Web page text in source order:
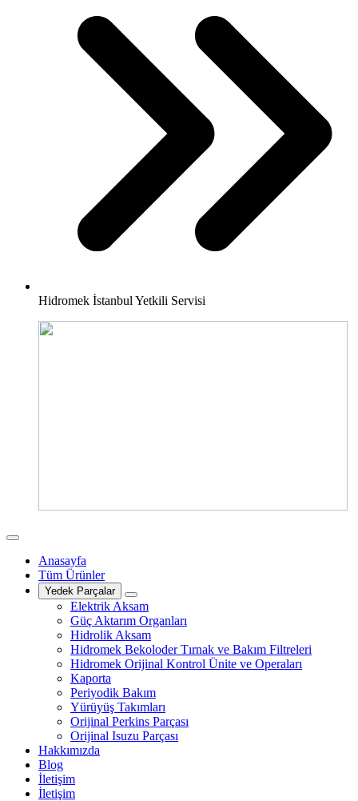
Hidromek İstanbul Yetkili Servisi
Anasayfa
Tüm Ürünler
Yedek Parçalar
Elektrik Aksam
Güç Aktarım Organları
Hidrolik Aksam
Hidromek Bekoloder Tırnak ve Bakım Filtreleri
Hidromek Orijinal Kontrol Ünite ve Operaları
Kaporta
Periyodik Bakım
Yürüyüş Takımları
Orijinal Perkins Parçası
Orijinal Isuzu Parçası
Hakkımızda
Blog
İletişim
İletişim